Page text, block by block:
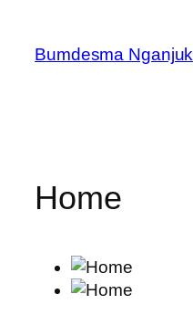
content
Bumdesma Nganjuk
Home